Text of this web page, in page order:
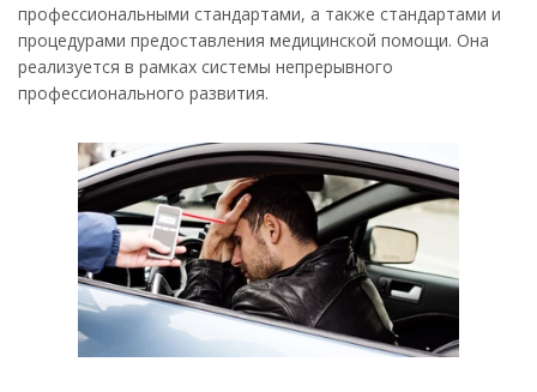
профессиональными стандартами, а также стандартами и
процедурами предоставления медицинской помощи. Она
реализуется в рамках системы непрерывного
профессионального развития.